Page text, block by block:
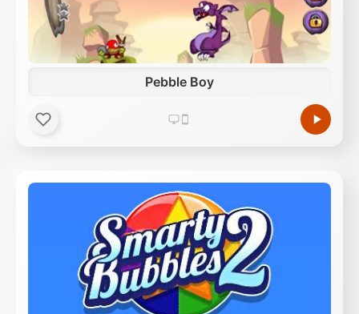
Pebble Boy